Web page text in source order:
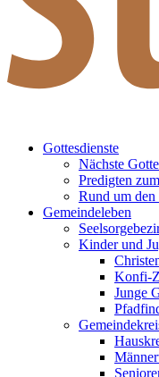
Gottesdienste
Nächste
Predigten
Rund um den
Gemeindeleben
Kinder und
Konfi-
Junge